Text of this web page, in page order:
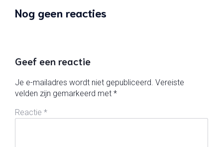
Nog geen reacties
Geef een reactie
Je e-mailadres wordt niet gepubliceerd. Vereiste
velden zijn gemarkeerd met *
Reactie *